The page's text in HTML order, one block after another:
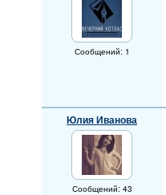
Сообщений: 1
Юлия Иванова
Сообщений: 43